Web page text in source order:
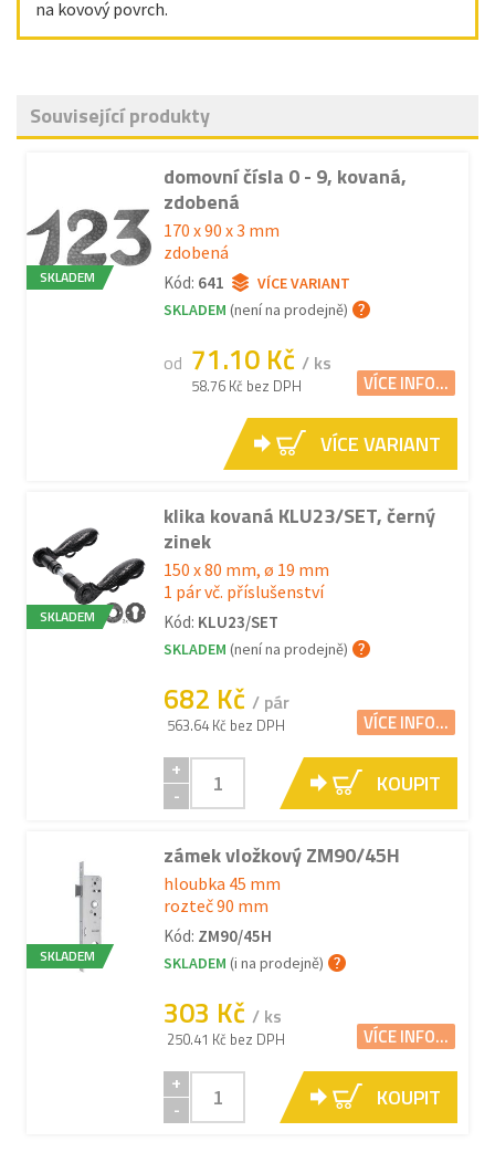
na kovový povrch.
Související produkty
SKLADEM
domovní čísla 0 - 9, kovaná,
zdobená
170 x 90 x 3 mm
zdobená
Kód: 641
VÍCE VARIANT
SKLADEM (není na prodejně)
od 71.10 Kč / ks
58.76 Kč bez DPH VÍCE INFO...
VÍCE VARIANT
SKLADEM
klika kovaná KLU23/SET, černý
zinek
150 x 80 mm, ø 19 mm
1 pár vč. příslušenství
Kód: KLU23/SET
SKLADEM (není na prodejně)
682 Kč / pár
563.64 Kč bez DPH VÍCE INFO...
+
-
KOUPIT
SKLADEM
zámek vložkový ZM90/45H
hloubka 45 mm
rozteč 90 mm
Kód: ZM90/45H
SKLADEM (i na prodejně)
303 Kč / ks
250.41 Kč bez DPH VÍCE INFO...
+
-
KOUPIT